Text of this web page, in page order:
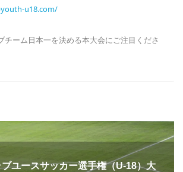
u18.com/
チーム日本一を決める本大会にご注目くださ
ユースサッカー選手権（U-18）大